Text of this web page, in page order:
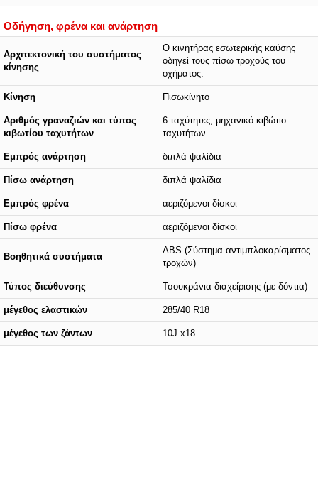
Οδήγηση, φρένα και ανάρτηση
Αρχιτεκτονική του συστήματος
κίνησης
O κινητήρας εσωτερικής καύσης
οδηγεί τους πίσω τροχούς του
οχήματος.
Κίνηση Πισωκίνητο
Αριθμός γραναζιών και τύπος
κιβωτίου ταχυτήτων
6 ταχύτητες, μηχανικό κιβώτιο
ταχυτήτων
Εμπρός ανάρτηση διπλά ψαλίδια
Πίσω ανάρτηση διπλά ψαλίδια
Εμπρός φρένα αεριζόμενοι δίσκοι
Πίσω φρένα αεριζόμενοι δίσκοι
Βοηθητικά συστήματα
ABS (Σύστημα αντιμπλοκαρίσματος
τροχών)
Τύπος διεύθυνσης Τσουκράνια διαχείρισης (με δόντια)
μέγεθος ελαστικών 285/40 R18
μέγεθος των ζάντων 10J x18